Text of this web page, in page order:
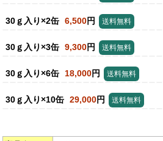
30ｇ入り×2缶 6,500円 送料無料
30ｇ入り×3缶 9,300円 送料無料
30ｇ入り×6缶 18,000円 送料無料
30ｇ入り×10缶 29,000円 送料無料